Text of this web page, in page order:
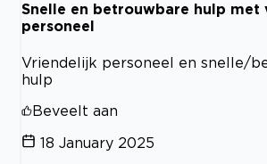
Snelle en betrouwbare hulp met
personeel
Vriendelijk personeel en snelle/
hulp
Beveelt aan
18 January 2025